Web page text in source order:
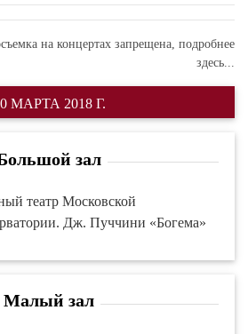
на концертах запрещена, подробнее
здесь...
МАРТА 2018 Г.
зал
театр Московской
Дж. Пуччини «Богема»
Малый зал